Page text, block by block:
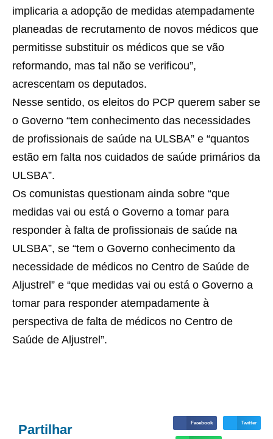
implicaria a adopção de medidas atempadamente
planeadas de recrutamento de novos médicos que
permitisse substituir os médicos que se vão
reformando, mas tal não se verificou”,
acrescentam os deputados.
Nesse sentido, os eleitos do PCP querem saber se
o Governo “tem conhecimento das necessidades
de profissionais de saúde na ULSBA” e “quantos
estão em falta nos cuidados de saúde primários da
ULSBA”.
Os comunistas questionam ainda sobre “que
medidas vai ou está o Governo a tomar para
responder à falta de profissionais de saúde na
ULSBA”, se “tem o Governo conhecimento da
necessidade de médicos no Centro de Saúde de
Aljustrel” e “que medidas vai ou está o Governo a
tomar para responder atempadamente à
perspectiva de falta de médicos no Centro de
Saúde de Aljustrel”.
Partilhar Facebook Twitter